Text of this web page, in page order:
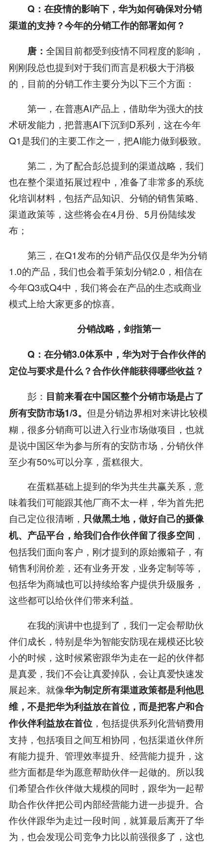
Q：在疫情的影响下，华为如何确保对分销
渠道的支持？今年的分销工作的部署如何？
唐： 全国目前都受到疫情不同程度的影响，
刚刚段总也提到对于我们而言是积极大于消极
的，目前的分销工作主要分为以下三个方面：
第一，在普惠AI产品上，借助华为强大的技
术研发能力，把普惠AI下沉到D系列，这在今年
Q1是我们的主要工作之一，把AI能力做到极致。
第二，为了配合彭总提到的渠道战略，我们
也在整个渠道拓展过程中，准备了非常多的系统
化培训材料，包括产品知识、分销的销售策略、
渠道政策等，这些将会在4月份、5月份陆续发
布；
第三，在Q1发布的分销产品仅仅是华为分销
1.0的产品，我们也会着手策划分销2.0，相信在
今年Q3或Q4中，我们将会在产品的生态或商业
模式上给大家更多的惊喜。
分销战略，剑指第一
Q：在分销3.0体系中，华为对于合作伙伴的
定位与要求是什么？合作伙伴能获得哪些收益？
彭： 目前来看在中国区整个分销市场是占了
所有安防市场1/3。 但是分销边界相对来讲比较模
糊，很多分销商可以进入行业市场做项目，也就
是说中国区华为参与所有的安防市场，分销伙伴
至少有50%可以分享，蛋糕很大。
在蛋糕基础上提到的华为共生共赢关系，意
味着我们可能跟其他厂商不太一样，华为首先把
自己定位很清晰， 只做黑土地，做好自己的摄像
机、产品平台，给我们合作伙伴留了很多空间 ，
包括我们面向客户，刚才提到的原始搬箱子，有
销售利润价差，还有业务开发，业务定制等等，
包括华为商城也可以持续给客户提供升级服务，
这些都可以给伙伴们带来利益。
在我的演讲中也提到了，我们一定会帮助伙
伴们成长，特别是华为智能安防现在规模还比较
小的时候，这时候紧密跟华为走在一起的伙伴都
是真爱，我们不会让真爱掉队，会让真爱快速发
展起来。就像华为制定所有渠道政策都是利他思
维，不是把华为利益放在首位，而是把客户和合
作伙伴利益放在首位，包括提供系列化营销费用
支持，包括项目之间互相协同，包括渠道伙伴所
有能力提升、管理效率提升、经营能力提升，这
些方面都是华为愿意帮助伙伴一起做的。所以我
们希望合作伙伴做大规模的同时，跟华为一起帮
助合作伙伴把公司内部经营能力进一步提升。合
作伙伴跟华为走过一段时间，就算最后离开了华
为，也会发现公司竞争力比以前强很多了，这也